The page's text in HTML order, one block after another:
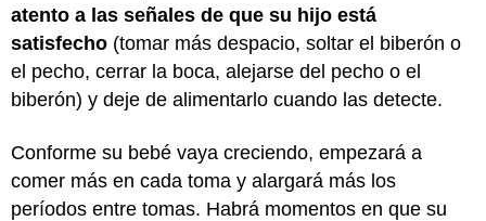
atento a las señales de que su hijo está
satisfecho (tomar más despacio, soltar el biberón o
el pecho, cerrar la boca, alejarse del pecho o el
biberón) y deje de alimentarlo cuando las detecte.
Conforme su bebé vaya creciendo, empezará a
comer más en cada toma y alargará más los
períodos entre tomas. Habrá momentos en que su